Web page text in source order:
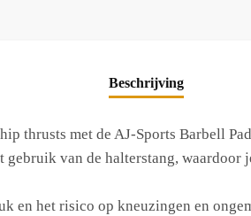
Beschrijving
thrusts met de AJ-Sports Barbell
gebruik van de halterstang,
en het risico op kneuzingen en